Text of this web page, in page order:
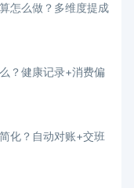
怎么做？多维度提成
？健康记录+消费偏
化？自动对账+交班